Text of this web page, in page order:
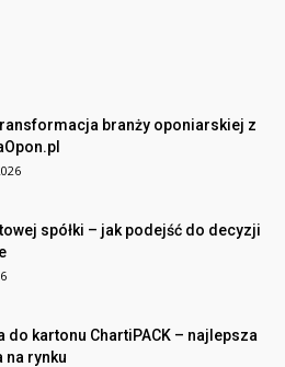
branży oponiarskiej z
spółki – jak podejść do decyzji
do kartonu ChartiPACK – najlepsza
na rynku